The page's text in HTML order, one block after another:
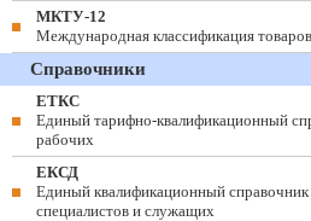
МКТУ-12
Международная классификация
Справочники
ЕТКС
Единый тарифно-квалификационный
рабочих
ЕКСД
Единый квалификационный
специалистов и служащих